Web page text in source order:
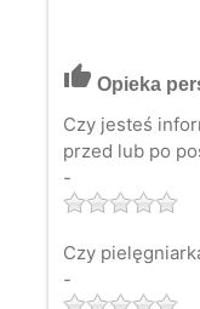
thumb_up Opieka
Czy jesteś
przed lub po
-
Czy
-